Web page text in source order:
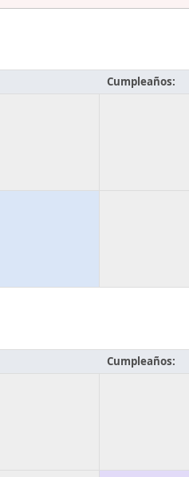
Cumpleaños:
Cumpleaños: